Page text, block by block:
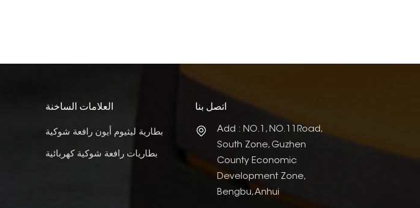
العلامات الساخنة
بطارية ليثيوم أيون رافعة شوكية
بطاريات رافعة شوكية كهربائية
اتصل بنا
Add : NO.1, NO.11Road,
South Zone, Guzhen
County Economic
Development Zone,
Bengbu, Anhui